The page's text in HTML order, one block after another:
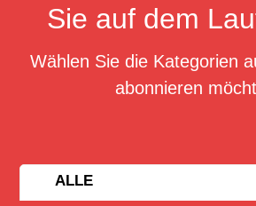
Sie auf dem
Wählen Sie die Kategorien
abonnieren
ALLE